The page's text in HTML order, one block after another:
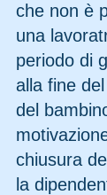
che non è
una
periodo di
alla fine
del
chiusura
la